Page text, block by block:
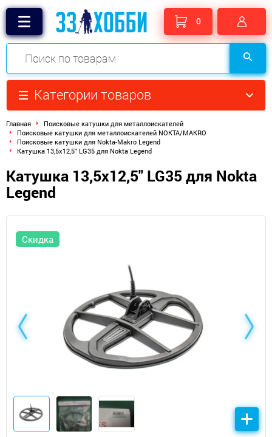
0
Категории товаров
Главная
Поисковые катушки для металлоискателей
Поисковые катушки для металлоискателей NOKTA/MAKRO
Поисковые катушки для Nokta-Makro Legend
Катушка 13,5x12,5" LG35 для Nokta Legend
Катушка 13,5x12,5" LG35 для Nokta
Legend
Скидка